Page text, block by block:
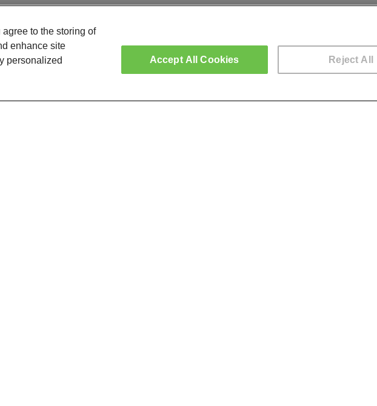
Corso di Laurea Magistrale in Relazioni Internazionali per lo
Sviluppo Economico
agree to the storing of
enhance site
personalized
Reject All
Accept All Cookies